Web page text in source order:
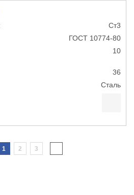
Ст3
ГОСТ 10774-80
10
36
Сталь
1 2 3